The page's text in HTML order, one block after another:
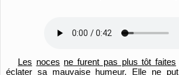
Les noces ne furent pas plus tôt faites
éclater sa mauvaise humeur. Elle ne put